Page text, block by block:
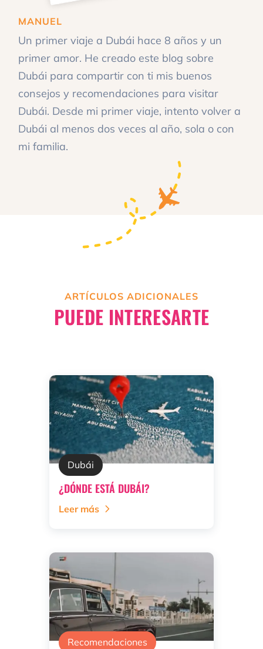
MANUEL
Un primer viaje a Dubái hace 8 años y un
primer amor. He creado este blog sobre
Dubái para compartir con ti mis buenos
consejos y recomendaciones para visitar
Dubái. Desde mi primer viaje, intento volver a
Dubái al menos dos veces al año, sola o con
mi familia.
ARTÍCULOS ADICIONALES
PUEDE INTERESARTE
Dubái
¿DÓNDE ESTÁ DUBÁI?
Leer más
Recomendaciones